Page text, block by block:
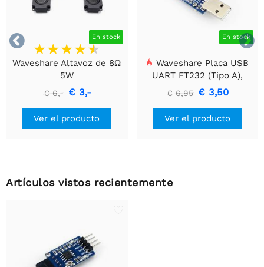

 En stock
Waveshare Altavoz de 8Ω
5W
€ 6,- € 3,-
Ver el producto
En stock
Waveshare Placa USB
UART FT232 (Tipo A),
Módulo de Comunicación
USB a TTL (UART)
€ 6,95 € 3,50
Ver el producto
Artículos vistos recientemente